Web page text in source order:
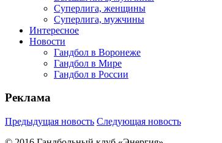
Суперлига, женщины
Суперлига, мужчины
Интересное
Новости
Гандбол в Воронеже
Гандбол в Мире
Гандбол в России
Реклама
Предыдущая новость Следующая новость